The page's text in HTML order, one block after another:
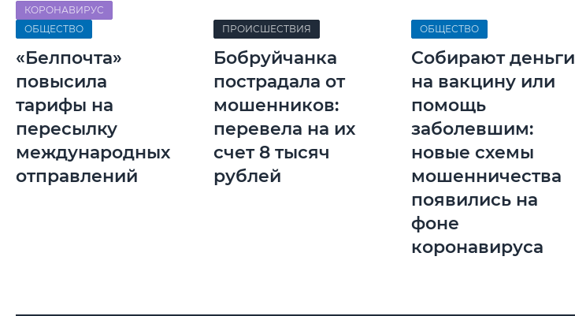
КОРОНАВИРУС
ОБЩЕСТВО
«Белпочта»
повысила
тарифы на
пересылку
международных
отправлений
ПРОИСШЕСТВИЯ
Бобруйчанка
пострадала от
мошенников:
перевела на их
счет 8 тысяч
рублей
ОБЩЕСТВО
Собирают деньги
на вакцину или
помощь
заболевшим:
новые схемы
мошенничества
появились на
фоне
коронавируса